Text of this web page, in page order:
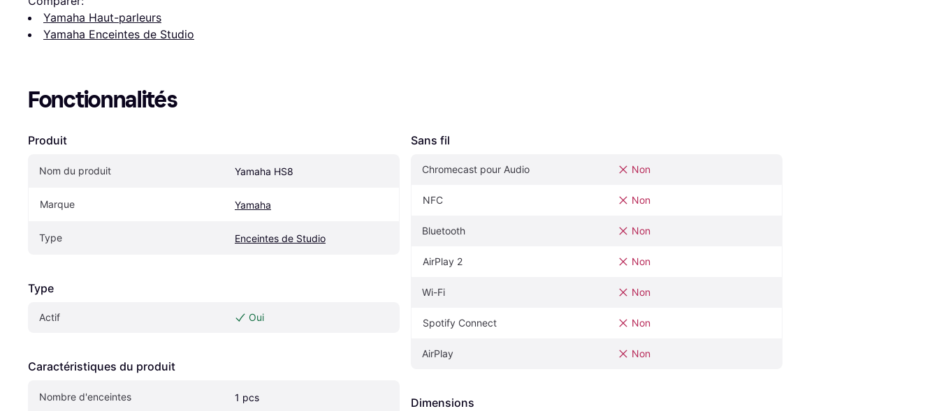
Yamaha Haut-parleurs
Yamaha Enceintes de Studio
Fonctionnalités
Produit
Nom du produit Yamaha HS8
Marque Yamaha
Type Enceintes de Studio
Type
Actif Oui
Caractéristiques du produit
Nombre d'enceintes 1 pcs
Sans fil
Chromecast pour Audio Non
NFC Non
Bluetooth Non
AirPlay 2 Non
Wi-Fi Non
Spotify Connect Non
AirPlay Non
Dimensions